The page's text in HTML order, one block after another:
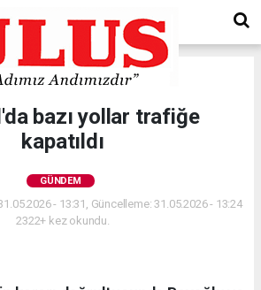
bazı yollar trafiğe
kapatıldı
GÜNDEM
- 13:31, Güncelleme: 31.05.2026 - 13:24
2322+ kez okundu.